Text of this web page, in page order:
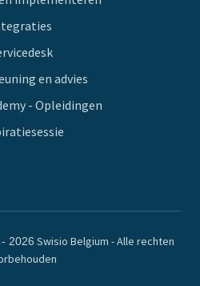
en advies
- Opleidingen
2026 Swisio Belgium ‐ Alle rechten